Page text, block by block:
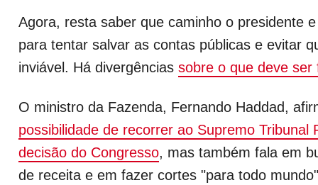
Agora, resta saber que caminho o presidente
para tentar salvar as contas públicas e evitar
inviável. Há divergências sobre o que deve ser
O ministro da Fazenda, Fernando Haddad,
possibilidade de recorrer ao Supremo Tribunal
decisão do Congresso, mas também fala em
de receita e em fazer cortes "para todo